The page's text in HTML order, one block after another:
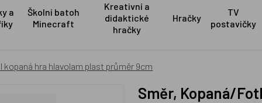
a
Školní batoh
Minecraft
Kreativní a
didaktické
hračky
Hračky
TV
postavičky
hra hlavolam plast průměr 9cm
Směr, Kopaná/Fotbal kopaná hra hlavolam plast průměr